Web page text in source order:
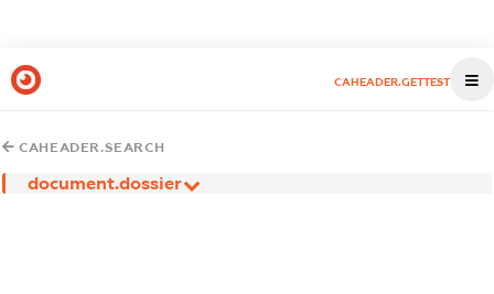
CAHEADER.GETTEST
CAHEADER.SEARCH
document.dossier